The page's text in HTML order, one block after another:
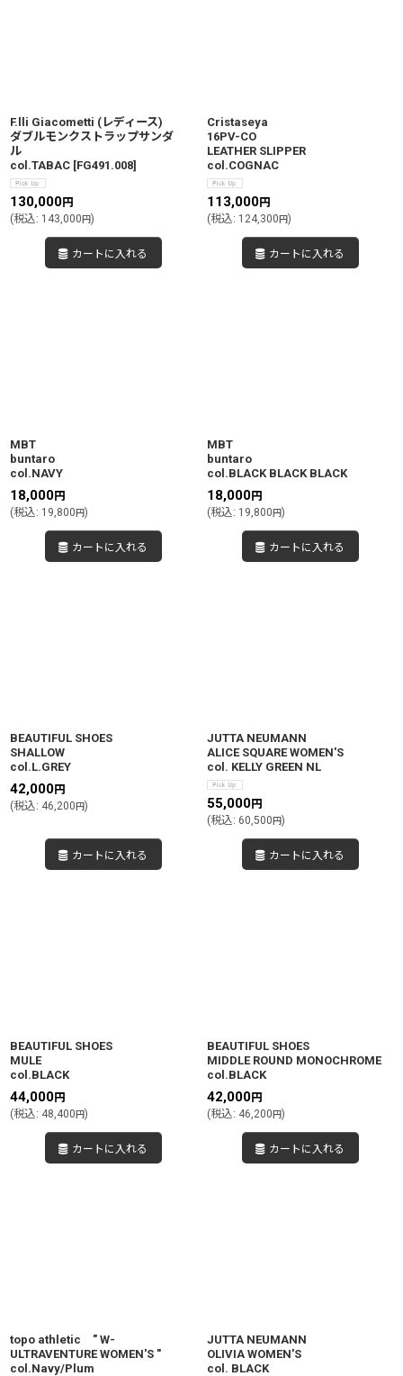
F.lli Giacometti (レディース)
ダブルモンクストラップサンダ
ル
col.TABAC [FG491.008]
130,000円
(税込: 143,000円)
カートに入れる
Cristaseya
16PV-CO
LEATHER SLIPPER
col.COGNAC
113,000円
(税込: 124,300円)
カートに入れる
MBT
buntaro
col.NAVY
18,000円
(税込: 19,800円)
カートに入れる
MBT
buntaro
col.BLACK BLACK BLACK
18,000円
(税込: 19,800円)
カートに入れる
BEAUTIFUL SHOES
SHALLOW
col.L.GREY
42,000円
(税込: 46,200円)
カートに入れる
JUTTA NEUMANN
ALICE SQUARE WOMEN'S
col. KELLY GREEN NL
55,000円
(税込: 60,500円)
カートに入れる
BEAUTIFUL SHOES
MULE
col.BLACK
44,000円
(税込: 48,400円)
カートに入れる
BEAUTIFUL SHOES
MIDDLE ROUND MONOCHROME
col.BLACK
42,000円
(税込: 46,200円)
カートに入れる
topo athletic " W-
ULTRAVENTURE WOMEN'S "
col.Navy/Plum
JUTTA NEUMANN
OLIVIA WOMEN'S
col. BLACK